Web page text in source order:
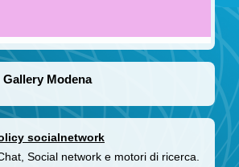
Gallery Modena
socialnetwork
Social network e motori di ricerca.